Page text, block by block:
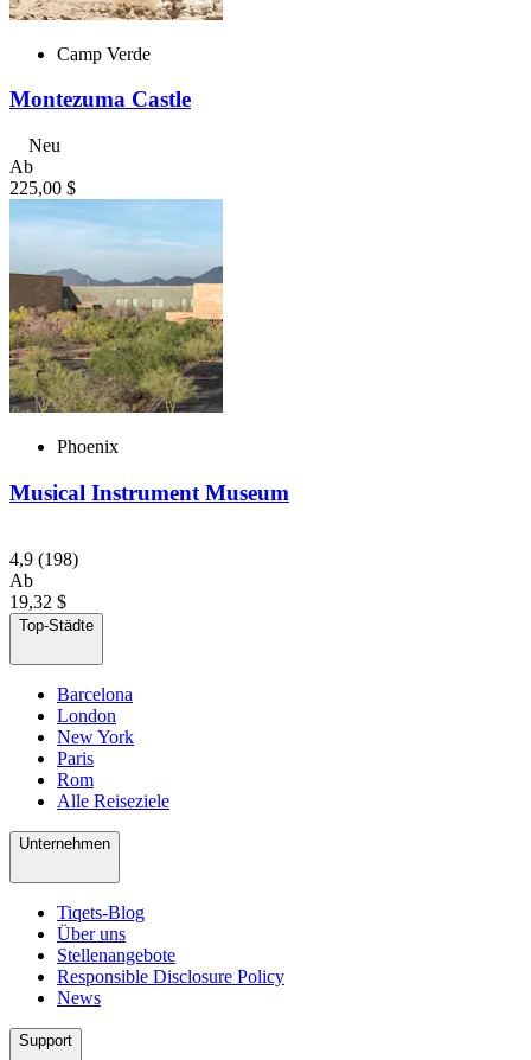
Camp Verde
Montezuma Castle
Neu
Ab
225,00 $
Phoenix
Musical Instrument Museum
4,9 (198)
Ab
19,32 $
Top-Städte
Barcelona
London
New York
Paris
Rom
Alle Reiseziele
Unternehmen
Tiqets-Blog
Über uns
Stellenangebote
Responsible Disclosure Policy
News
Support